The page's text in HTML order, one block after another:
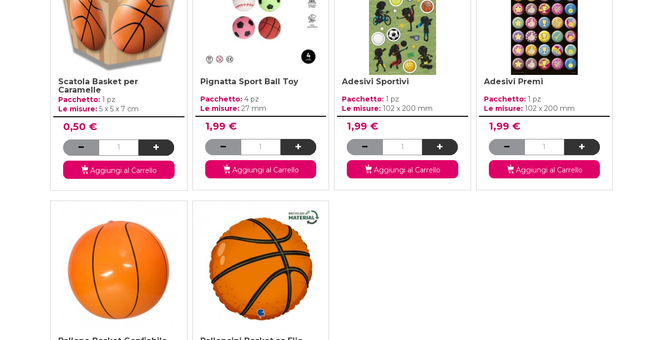
Scatola Basket per
Caramelle
Pacchetto: 1 pz
Le misure: 5 x 5 x 7 cm
0,50 €
Aggiungi al Carrello
Pignatta Sport Ball Toy
Pacchetto: 4 pz
Le misure: 27 mm
1,99 €
Aggiungi al Carrello
Adesivi Sportivi
Pacchetto: 1 pz
Le misure: 102 x 200 mm
1,99 €
Aggiungi al Carrello
Adesivi Premi
Pacchetto: 1 pz
Le misure: 102 x 200 mm
1,99 €
Aggiungi al Carrello